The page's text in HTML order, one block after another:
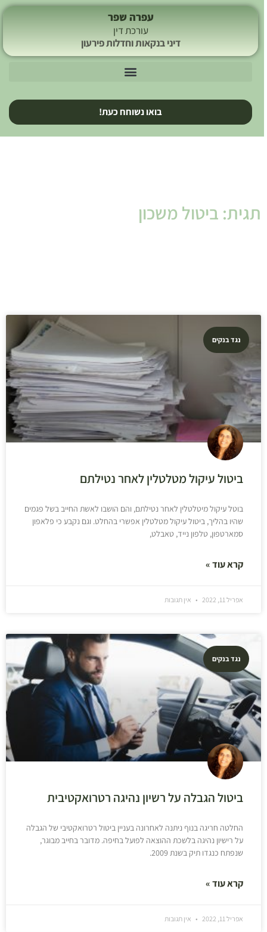
עפרה שפר
עורכת דין
דיני בנקאות וחדלות פירעון
בואו נשוחח כעת!
תגית: ביטול משכון
נגד בנקים
ביטול עיקול מטלטלין לאחר נטילתם
בוטל עיקול מיטלטלין לאחר נטילתם, והם הושבו לאשת החייב בשל פגמים
שהיו בהליך, ביטול עיקול מטלטלין אפשרי בהחלט. וגם נקבע כי פלאפון
סמארטפון, טלפון נייד, טאבלט,
קרא עוד »
אפריל 11, 2022 אין תגובות
נגד בנקים
ביטול הגבלה על רשיון נהיגה רטרואקטיבית
החלטה חריגה בנוף ניתנה לאחרונה בעניין ביטול רטרואקטיבי של הגבלה
על רישיון נהיגה בלשכת ההוצאה לפועל בחיפה. מדובר בחייב מבוגר,
שנפתח כנגדו תיק בשנת 2009.
קרא עוד »
אפריל 11, 2022 אין תגובות